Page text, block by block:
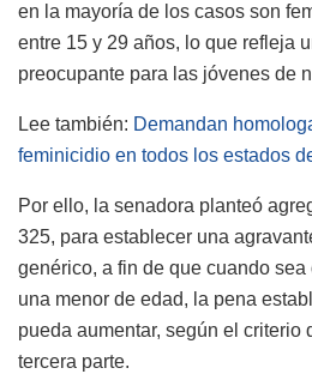
en la mayoría de los casos son
entre 15 y 29 años, lo que refleja
preocupante para las jóvenes de
Lee también: Demandan
feminicidio en todos los estados
Por ello, la senadora planteó
325, para establecer una
genérico, a fin de que cuando
una menor de edad, la pena
pueda aumentar, según el criterio
tercera parte.